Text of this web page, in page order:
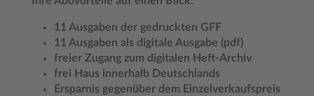
11 Ausgaben der gedruckten GFF
11 Ausgaben als digitale Ausgabe (pdf)
freier Zugang zum digitalen Heft-Archiv
frei Haus innerhalb Deutschlands
Ersparnis gegenüber dem Einzelverkaufspreis